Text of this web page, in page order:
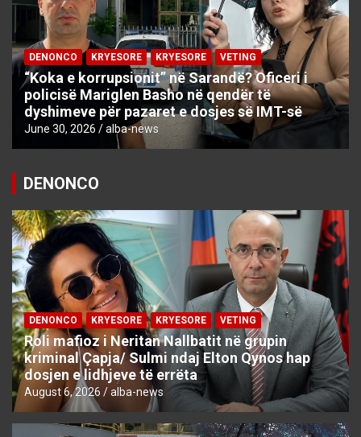
DENONCO KRYESORE KRYESORE VETING
“Koka e korrupsionit” në Sarandë? Oficeri i
policisë Mariglen Basho në qendër të
dyshimeve për pazaret e dosjes së IMT-së
June 30, 2026 alba-news
DENONCO
DENONCO KRYESORE KRYESORE VETING
Roli mafioz i Neritan Nallbatit në grupin
kriminal Çapja/ Sulmi ndaj Elton Qynos hap
dosjen e lidhjeve të errëta
August 6, 2026 alba-news